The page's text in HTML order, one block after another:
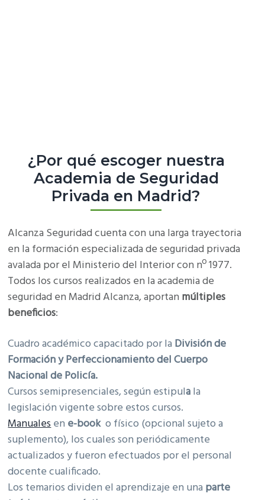
¿Por qué escoger nuestra
Academia de Seguridad
Privada en Madrid?
Alcanza Seguridad cuenta con una larga trayectoria
en la formación especializada de seguridad privada
avalada por el Ministerio del Interior con nº 1977.
Todos los cursos realizados en la academia de
seguridad en Madrid Alcanza, aportanmúltiples
beneficios:
Cuadro académico capacitado por la División de
Formación y Perfeccionamiento del Cuerpo
Nacional de Policía.
Cursos semipresenciales, según estipulala
legislación vigente sobre estos cursos.
Manualesen e-booko físico (opcional sujeto a
suplemento), los cuales son periódicamente
actualizados y fueron efectuados por el personal
docente cualificado.
Los temarios dividen el aprendizaje en una parte